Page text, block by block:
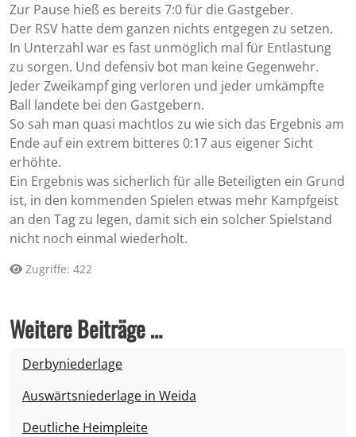
Zur Pause hieß es bereits 7:0 für die Gastgeber.
Der RSV hatte dem ganzen nichts entgegen zu setzen.
In Unterzahl war es fast unmöglich mal für Entlastung
zu sorgen. Und defensiv bot man keine Gegenwehr.
Jeder Zweikampf ging verloren und jeder umkämpfte
Ball landete bei den Gastgebern.
So sah man quasi machtlos zu wie sich das Ergebnis am
Ende auf ein extrem bitteres 0:17 aus eigener Sicht
erhöhte.
Ein Ergebnis was sicherlich für alle Beteiligten ein Grund
ist, in den kommenden Spielen etwas mehr Kampfgeist
an den Tag zu legen, damit sich ein solcher Spielstand
nicht noch einmal wiederholt.
Zugriffe: 422
Weitere Beiträge …
Derbyniederlage
Auswärtsniederlage in Weida
Deutliche Heimpleite